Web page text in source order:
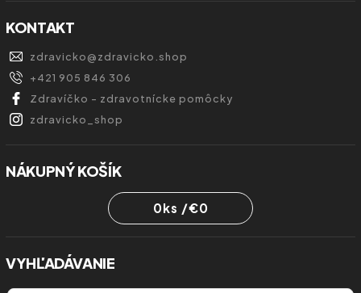
KONTAKT
zdravicko@zdravicko.shop
+421 905 846 306
Zdravíčko - zdravotnícke pomôcky
zdravicko_shop
NÁKUPNÝ KOŠÍK
0ks /€0
VYHĽADÁVANIE